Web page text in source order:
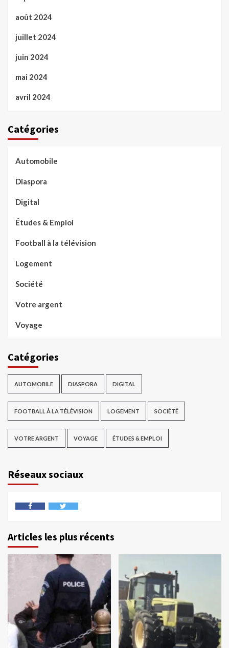
août 2024
juillet 2024
juin 2024
mai 2024
avril 2024
Catégories
Automobile
Diaspora
Digital
Études & Emploi
Football à la télévision
Logement
Société
Votre argent
Voyage
Catégories
AUTOMOBILE DIASPORA DIGITAL
FOOTBALL À LA TÉLÉVISION LOGEMENT SOCIÉTÉ
VOTRE ARGENT VOYAGE ÉTUDES & EMPLOI
Réseaux sociaux
Articles les plus récents